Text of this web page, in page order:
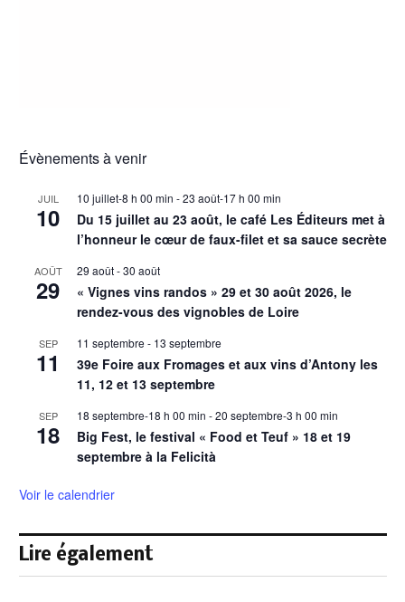
Évènements à venir
JUIL
10
10 juillet-8 h 00 min -23 août-17 h 00 min
Du 15 juillet au 23 août, le café Les Éditeurs met à
l’honneur le cœur de faux-filet et sa sauce secrète
AOÛT
29
29 août-30 août
« Vignes vins randos » 29 et 30 août 2026, le
rendez-vous des vignobles de Loire
SEP
11
11 septembre - 13 septembre
39e Foire aux Fromages et aux vins d’Antony les
11, 12 et 13 septembre
SEP
18
18 septembre-18 h 00 min -20 septembre-3 h 00 min
Big Fest, le festival « Food et Teuf » 18 et 19
septembre à la Felicità
Voir le calendrier
Lire également